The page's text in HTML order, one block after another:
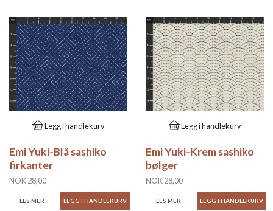
Legg i handlekurv
Emi Yuki-Blå sashiko
firkanter
NOK 28,00
LES MER
Legg i handlekurv
Emi Yuki-Krem sashiko
bølger
NOK 28,00
LES MER